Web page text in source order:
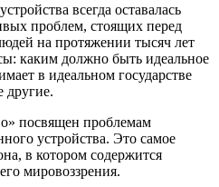
всегда оставалась
проблем, стоящих перед
на протяжении тысяч лет
каким должно быть идеальное
в идеальном государстве
другие.
посвящен проблемам
устройства. Это самое
в котором содержится
мировоззрения.